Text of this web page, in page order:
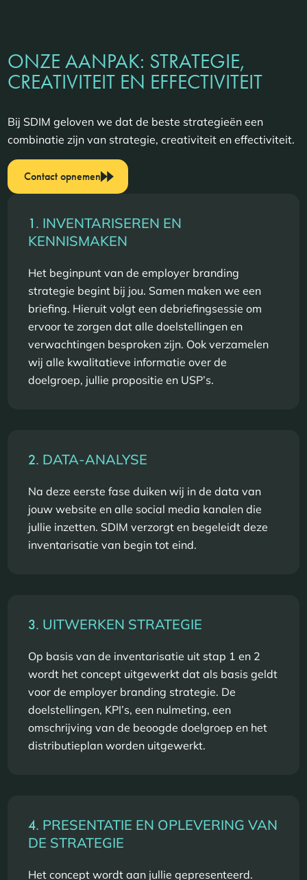
ONZE AANPAK: STRATEGIE,
CREATIVITEIT EN EFFECTIVITEIT
Bij SDIM geloven we dat de beste strategieën een
combinatie zijn van strategie, creativiteit en effectiviteit.
Contact opnemen
1. INVENTARISEREN EN
KENNISMAKEN
Het beginpunt van de employer branding
strategie begint bij jou. Samen maken we een
briefing. Hieruit volgt een debriefingsessie om
ervoor te zorgen dat alle doelstellingen en
verwachtingen besproken zijn. Ook verzamelen
wij alle kwalitatieve informatie over de
doelgroep, jullie propositie en USP’s.
2. DATA-ANALYSE
Na deze eerste fase duiken wij in de data van
jouw website en alle social media kanalen die
jullie inzetten. SDIM verzorgt en begeleidt deze
inventarisatie van begin tot eind.
3. UITWERKEN STRATEGIE
Op basis van de inventarisatie uit stap 1 en 2
wordt het concept uitgewerkt dat als basis geldt
voor de employer branding strategie. De
doelstellingen, KPI’s, een nulmeting, een
omschrijving van de beoogde doelgroep en het
distributieplan worden uitgewerkt.
4. PRESENTATIE EN OPLEVERING VAN
DE STRATEGIE
Het concept wordt aan jullie gepresenteerd.